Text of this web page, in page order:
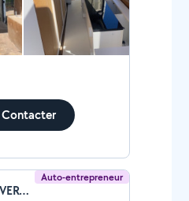
Contacter
Auto-entrepreneur
REMY llopis (LA MAIN VERTE)